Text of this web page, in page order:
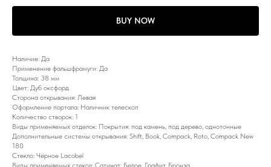
BUY NOW
Наличие: Да
Применение фальшфрамуги: Да
Толщина: 38 мм
Цвет: Дуб оксфорд
Сторона открывания: Левая
Оформление портала: Наличник телескоп
Количество створок: 1
Виды применяемых отделок: Покрытия: под камень, под дерево, однотонные
Дополнительные системы открывания: Shift, Book, Compack, Roto, Compack New
180
Стекло: Чёрное Lacobel